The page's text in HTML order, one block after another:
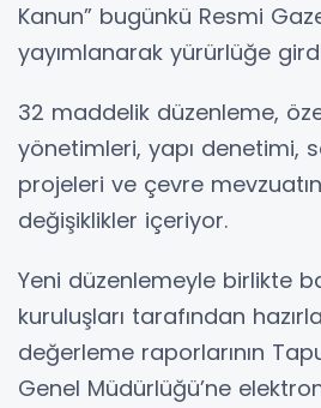
Kanun” bugünkü Resmi
yayımlanarak yürürlüğe
32 maddelik düzenleme,
yönetimleri, yapı denetimi,
projeleri ve çevre
değişiklikler içeriyor.
Yeni düzenlemeyle birlikte
kuruluşları tarafından
değerleme raporlarının
Genel Müdürlüğü’ne